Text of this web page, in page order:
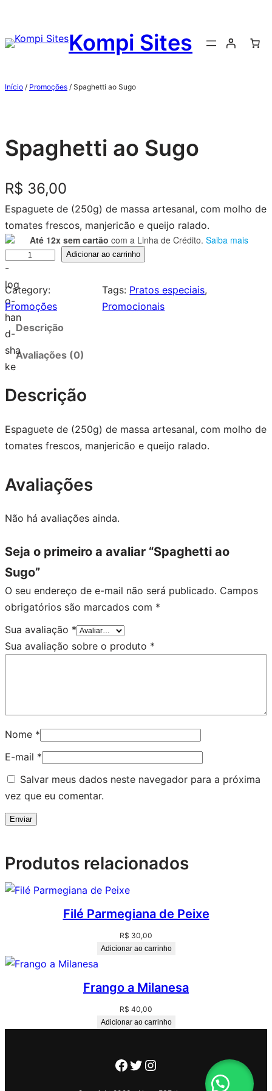
Kompi Sites
Início / Promoções / Spaghetti ao Sugo
Spaghetti ao Sugo
R$ 36,00
Espaguete de (250g) de massa artesanal, com molho de
tomates frescos, manjericão e queijo ralado.
Até 12x sem cartão com a Linha de Crédito. Saiba mais
Adicionar ao carrinho
Category:
Promoções
Tags: Pratos especiais
Promocionais
Descrição
Avaliações (0)
Descrição
Espaguete de (250g) de massa artesanal, com molho de
tomates frescos, manjericão e queijo ralado.
Avaliações
Não há avaliações ainda.
Seja o primeiro a avaliar “Spaghetti ao
Sugo”
O seu endereço de e-mail não será publicado. Campos
obrigatórios são marcados com *
Sua avaliação *
Sua avaliação sobre o produto *
Nome *
E-mail *
Salvar meus dados neste navegador para a próxima
vez que eu comentar.
Produtos relacionados
Filé Parmegiana de Peixe
R$ 30,00
Adicionar ao carrinho
Frango a Milanesa
R$ 40,00
Adicionar ao carrinho